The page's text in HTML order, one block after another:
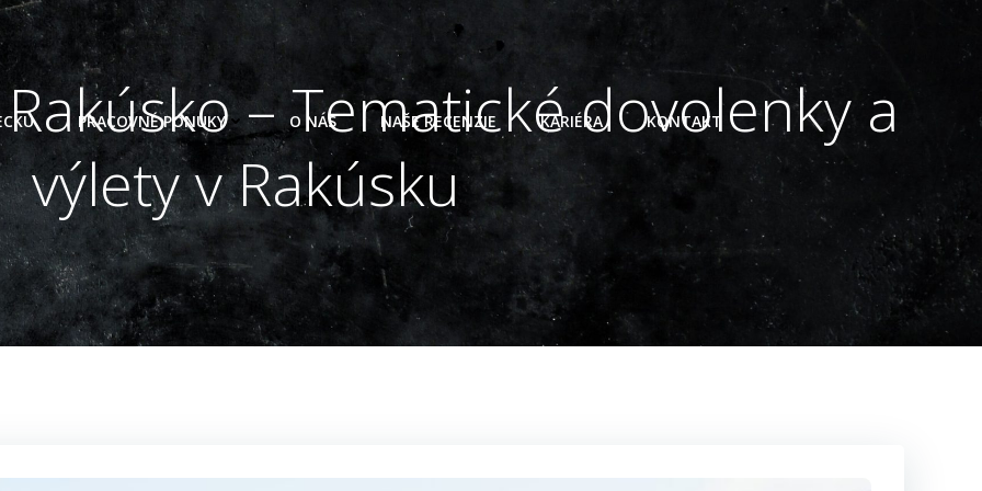
PRACOVNÉ PONUKY O NÁS NAŠE RECENZIE KARIÉRA KONTAKT
– Tematické dovolenky a
výlety v Rakúsku